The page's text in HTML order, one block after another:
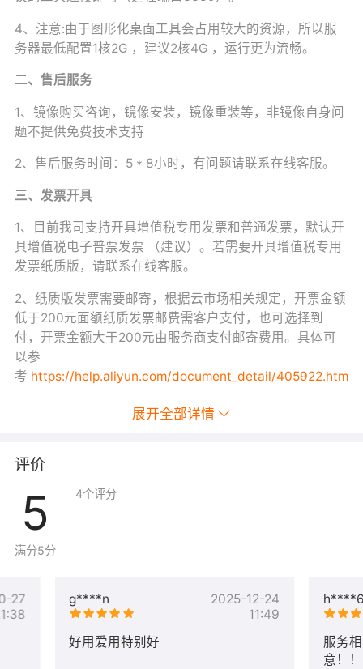
4、注意:由于图形化桌面工具会占用较大的资源，所以服
务器最低配置1核2G ，建议2核4G ，运行更为流畅。
二、售后服务
1、镜像购买咨询，镜像安装，镜像重装等，非镜像自身问
题不提供免费技术支持
2、售后服务时间：5 * 8小时，有问题请联系在线客服。
三、发票开具
1、目前我司支持开具增值税专用发票和普通发票，默认开
具增值税电子普票发票 （建议）。若需要开具增值税专用
发票纸质版，请联系在线客服。
2、纸质版发票需要邮寄，根据云市场相关规定，开票金额
低于200元面额纸质发票邮费需客户支付，也可选择到
付，开票金额大于200元由服务商支付邮寄费用。具体可
以参
考 https://help.aliyun.com/document_detail/405922.html
展开全部详情
评价
5
满分5分
4个评分
g****n
2025-12-24
11:49
好用爱用特别好
服务
意！！
27